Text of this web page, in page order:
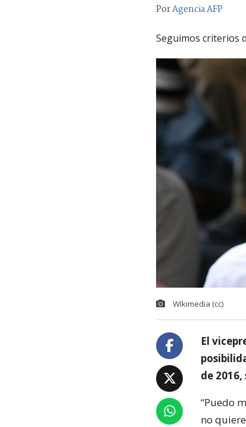
PorAgencia AFP
Seguimos criterios
WIkimedia (cc)
El
de
“Puedo
no